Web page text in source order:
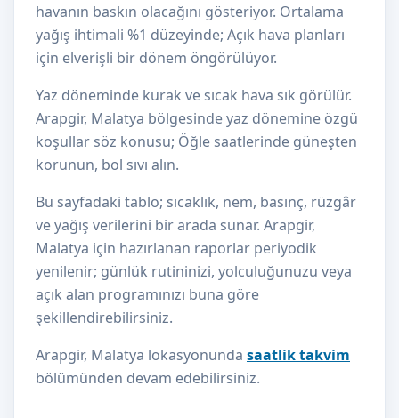
havanın baskın olacağını gösteriyor. Ortalama
yağış ihtimali %1 düzeyinde; Açık hava planları
için elverişli bir dönem öngörülüyor.
Yaz döneminde kurak ve sıcak hava sık görülür.
Arapgir, Malatya bölgesinde yaz dönemine özgü
koşullar söz konusu; Öğle saatlerinde güneşten
korunun, bol sıvı alın.
Bu sayfadaki tablo; sıcaklık, nem, basınç, rüzgâr
ve yağış verilerini bir arada sunar. Arapgir,
Malatya için hazırlanan raporlar periyodik
yenilenir; günlük rutininizi, yolculuğunuzu veya
açık alan programınızı buna göre
şekillendirebilirsiniz.
Arapgir, Malatya lokasyonunda saatlik takvim
bölümünden devam edebilirsiniz.